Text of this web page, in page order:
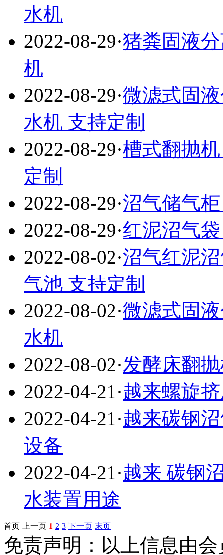
水机
2022-08-29·猪粪固液
机
2022-08-29·微滤式固
水机 支持定制
2022-08-29·槽式翻抛
定制
2022-08-29·沼气储气
2022-08-29·红泥沼气
2022-08-02·沼气红泥
气池 支持定制
2022-08-02·微滤式固
水机
2022-08-02·发酵床翻
2022-04-21·越来螺旋
2022-04-21·越来碳钢
设备
2022-04-21·越来 碳钢
水装置用途
首页 上一页 1 2 3 下一页 末页
免责声明：以上信息由